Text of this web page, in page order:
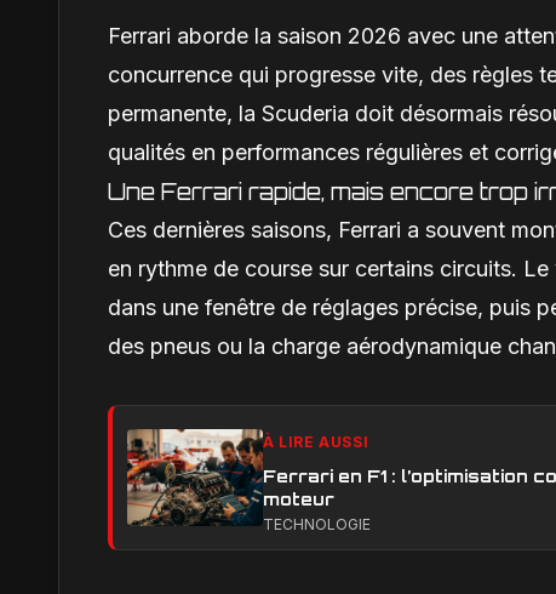
Ferrari aborde la saison 2026 avec une
concurrence qui progresse vite, des règles
permanente, la Scuderia doit désormais
qualités en performances régulières et
Une Ferrari rapide, mais encore trop
Ces dernières saisons, Ferrari a souvent
en rythme de course sur certains circuits.
dans une fenêtre de réglages précise, puis
des pneus ou la charge aérodynamique
À LIRE AUSSI
Ferrari en F1 : l’optimisation
moteur
TECHNOLOGIE